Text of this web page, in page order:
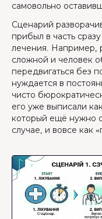
самовольно
Сценарий
прибыл в часть
лечения. Например,
сложной и человек
передвигаться без
нуждается в
чисто
его уже выписали
который ещё нужно
случае, и вовсе как